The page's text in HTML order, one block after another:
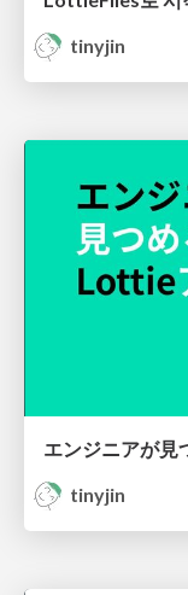
tinyjin
エンジニアが
tinyjin